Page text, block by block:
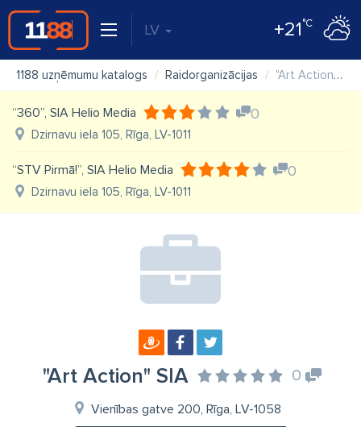
LV +21°C
1188 uzņēmumu katalogs Raidorganizācijas "Art Action" SIA
“360”, SIA Helio Media 0
Dzirnavu iela 105, Rīga, LV-1011
“STV Pirmā!”, SIA Helio Media 0
Dzirnavu iela 105, Rīga, LV-1011
"Art Action" SIA 0
Vienības gatve 200, Rīga, LV-1058